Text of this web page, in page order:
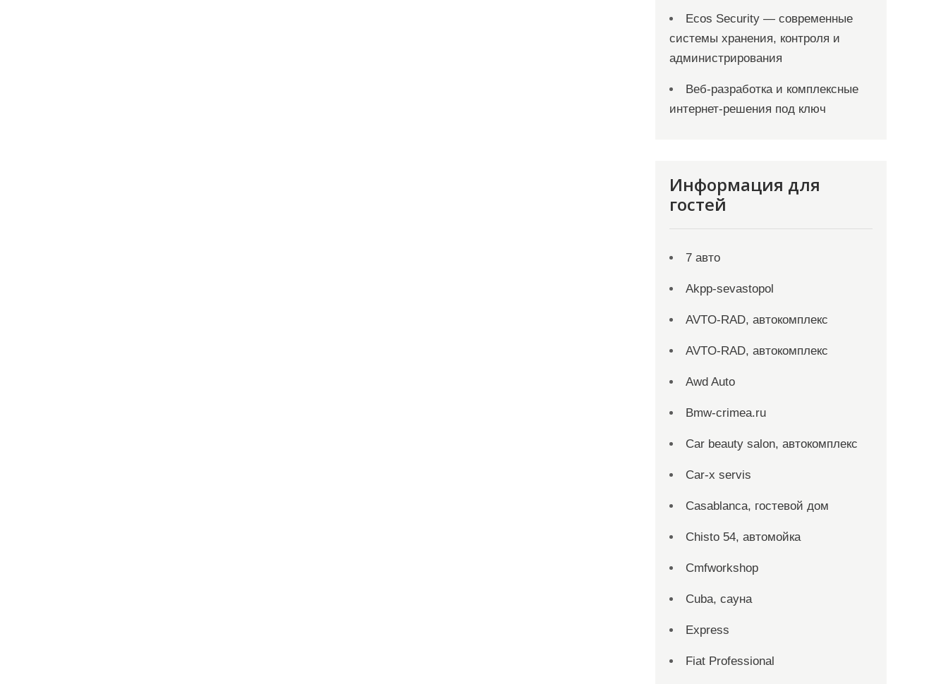
Ecos Security — современные
системы хранения, контроля и
администрирования
Веб-разработка и комплексные
интернет-решения под ключ
Информация для
гостей
7 авто
Akpp-sevastopol
AVTO-RAD, автокомплекс
AVTO-RAD, автокомплекс
Awd Auto
Bmw-crimea.ru
Car beauty salon, автокомплекс
Car-x servis
Casablanca, гостевой дом
Chisto 54, автомойка
Cmfworkshop
Cuba, сауна
Express
Fiat Professional